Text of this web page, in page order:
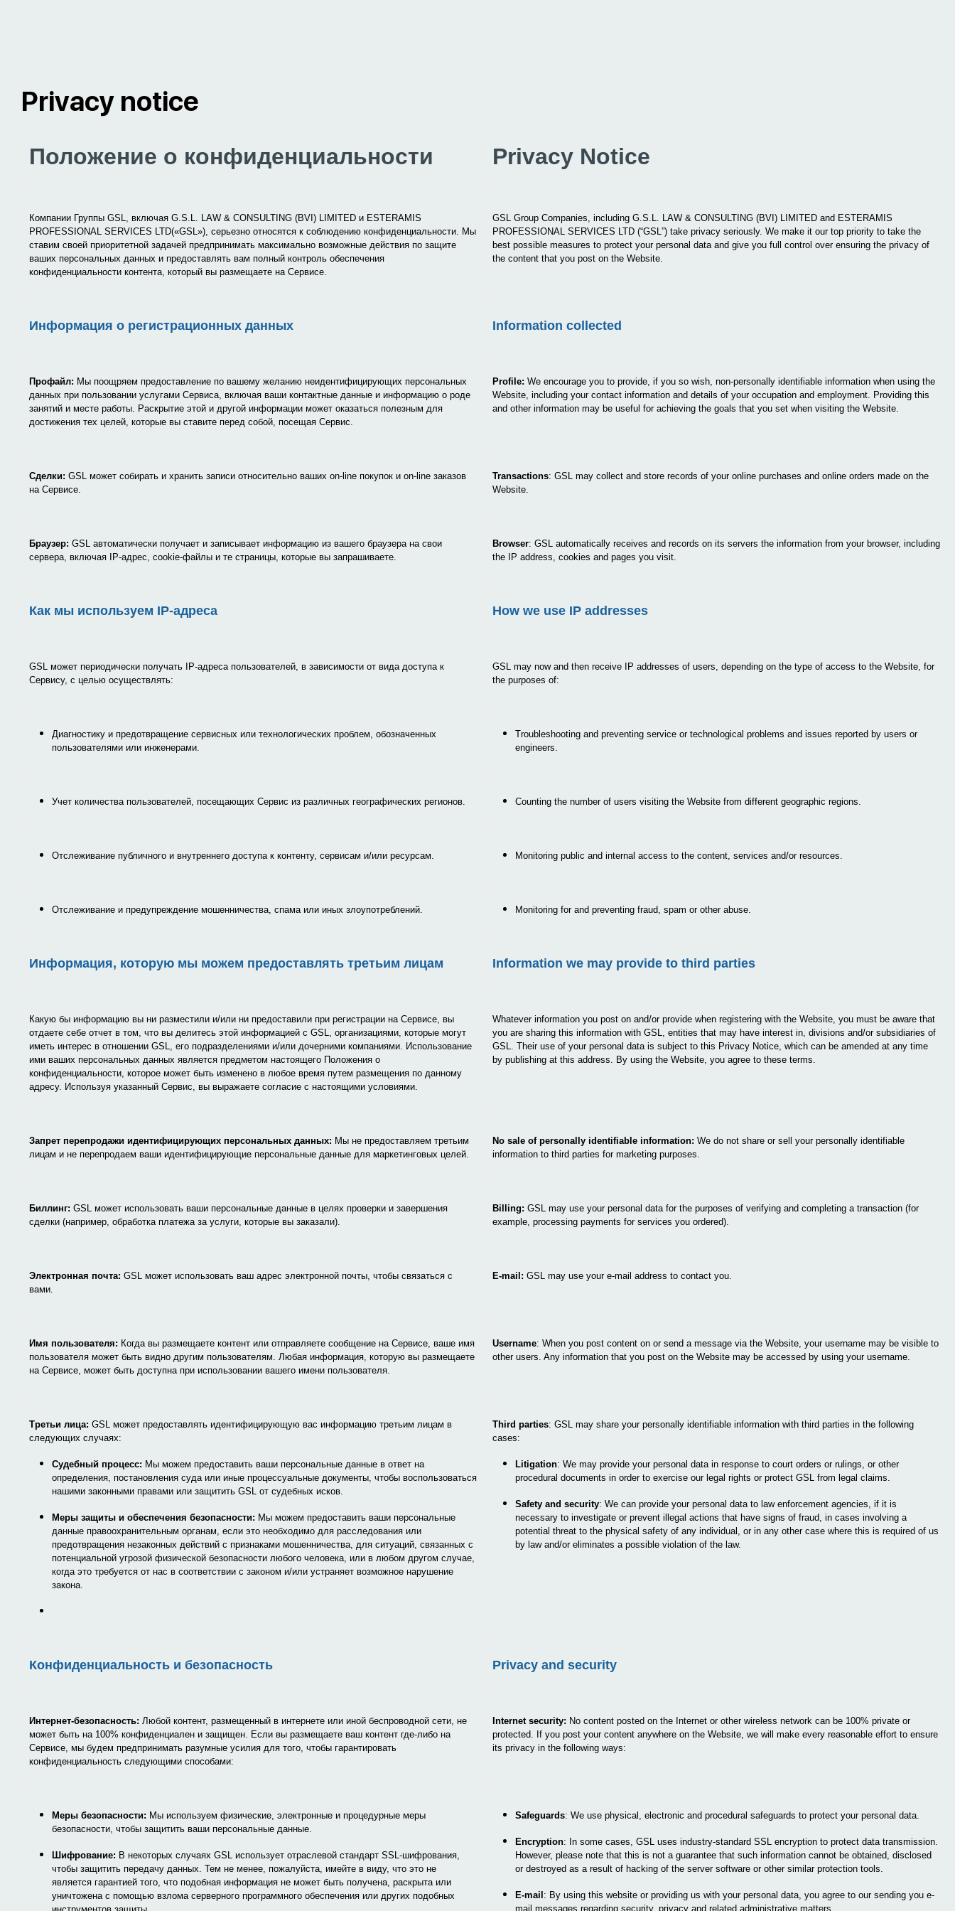
Privacy notice
Положение о конфиденциальности Privacy Notice
Компании Группы GSL , включая G S L LAW & CONSULTING (BVI) LIMITED и ESTERAMIS
PROFESSIONAL SERVICES LTD(«GSL »), серьезно относятся к соблюдению конфиденциальности. Мы
ставим своей приоритетной задачей предпринимать максимально возможные действия по защите
ваших персональных данных и предоставлять вам полный контроль обеспечения
конфиденциальности контента, который вы размещаете на Сервисе.
GSL Group Companies, including G.S.L. LAW & CONSULTING (BVI) LIMITED and ESTERAMIS
PROFESSIONAL SERVICES LTD (“GSL”) take privacy seriously. We make it our top priority to take the
best possible measures to protect your personal data and give you full control over ensuring the privacy of
the content that you post on the Website.
Информация о регистрационных данных Information collected
Профайл: Мы поощряем предоставление по вашему желанию неидентифицирующих персональных
данных при пользовании услугами Сервиса, включая ваши контактные данные и информацию о роде
занятий и месте работы. Раскрытие этой и другой информации может оказаться полезным для
достижения тех целей, которые вы ставите перед собой, посещая Сервис.
Profile: We encourage you to provide, if you so wish, non-personally identifiable information when using the
Website, including your contact information and details of your occupation and employment. Providing this
and other information may be useful for achieving the goals that you set when visiting the Website.
Сделки: GSL может собирать и хранить записи относительно ваших on-line покупок и on-line заказов
на Сервисе.
Transactions: GSL may collect and store records of your online purchases and online orders made on the
Website.
Браузер: GSL автоматически получает и записывает информацию из вашего браузера на свои
сервера, включая IP-адрес, cookie-файлы и те страницы, которые вы запрашиваете.
Browser: GSL automatically receives and records on its servers the information from your browser, including
the IP address, cookies and pages you visit.
Как мы используем IP-адреса How we use IP addresses
GSL может периодически получать IP-адреса пользователей, в зависимости от вида доступа к
Сервису, с целью осуществлять:
GSL may now and then receive IP addresses of users, depending on the type of access to the Website, for
the purposes of:
Диагностику и предотвращение сервисных или технологических проблем, обозначенных
пользователями или инженерами.
Troubleshooting and preventing service or technological problems and issues reported by users or
engineers.
Учет количества пользователей, посещающих Сервис из различных географических регионов. Counting the number of users visiting the Website from different geographic regions.
Отслеживание публичного и внутреннего доступа к контенту, сервисам и/или ресурсам. Monitoring public and internal access to the content, services and/or resources.
Отслеживание и предупреждение мошенничества, спама или иных злоупотреблений. Monitoring for and preventing fraud, spam or other abuse.
Информация, которую мы можем предоставлять третьим лицам Information we may provide to third parties
Какую бы информацию вы ни разместили и/или ни предоставили при регистрации на Сервисе, вы
отдаете себе отчет в том, что вы делитесь этой информацией с GSL, организациями, которые могут
иметь интерес в отношении GSL, его подразделениями и/или дочерними компаниями. Использование
ими ваших персональных данных является предметом настоящего Положения о
конфиденциальности, которое может быть изменено в любое время путем размещения по данному
адресу. Используя указанный Сервис, вы выражаете согласие с настоящими условиями.
Whatever information you post on and/or provide when registering with the Website, you must be aware that
you are sharing this information with GSL, entities that may have interest in, divisions and/or subsidiaries of
GSL. Their use of your personal data is subject to this Privacy Notice, which can be amended at any time
by publishing at this address. By using the Website, you agree to these terms.
Запрет перепродажи идентифицирующих персональных данных: Мы не предоставляем третьим
лицам и не перепродаем ваши идентифицирующие персональные данные для маркетинговых целей.
No sale of personally identifiable information: We do not share or sell your personally identifiable
information to third parties for marketing purposes.
Биллинг: GSL может использовать ваши персональные данные в целях проверки и завершения
сделки (например, обработка платежа за услуги, которые вы заказали).
Billing: GSL may use your personal data for the purposes of verifying and completing a transaction (for
example, processing payments for services you ordered).
Электронная почта: GSL может использовать ваш адрес электронной почты, чтобы связаться с
вами.
E-mail: GSL may use your e-mail address to contact you.
Имя пользователя: Когда вы размещаете контент или отправляете сообщение на Сервисе, ваше имя
пользователя может быть видно другим пользователям. Любая информация, которую вы размещаете
на Сервисе, может быть доступна при использовании вашего имени пользователя.
Username: When you post content on or send a message via the Website, your username may be visible to
other users. Any information that you post on the Website may be accessed by using your username.
Третьи лица: GSL может предоставлять идентифицирующую вас информацию третьим лицам в
следующих случаях:
Судебный процесс: Мы можем предоставить ваши персональные данные в ответ на
определения, постановления суда или иные процессуальные документы, чтобы воспользоваться
нашими законными правами или защитить GSL от судебных исков.
Меры защиты и обеспечения безопасности: Мы можем предоставить ваши персональные
данные правоохранительным органам, если это необходимо для расследования или
предотвращения незаконных действий с признаками мошенничества, для ситуаций, связанных с
потенциальной угрозой физической безопасности любого человека, или в любом другом случае,
когда это требуется от нас в соответствии с законом и/или устраняет возможное нарушение
закона.
Third parties: GSL may share your personally identifiable information with third parties in the following
cases:
Litigation: We may provide your personal data in response to court orders or rulings, or other
procedural documents in order to exercise our legal rights or protect GSL from legal claims.
Safety and security: We can provide your personal data to law enforcement agencies, if it is
necessary to investigate or prevent illegal actions that have signs of fraud, in cases involving a
potential threat to the physical safety of any individual, or in any other case where this is required of us
by law and/or eliminates a possible violation of the law.
Конфиденциальность и безопасность Privacy and security
Интернет-безопасность: Любой контент, размещенный в интернете или иной беспроводной сети, не
может быть на 100% конфиденциален и защищен. Если вы размещаете ваш контент где-либо на
Сервисе, мы будем предпринимать разумные усилия для того, чтобы гарантировать
конфиденциальность следующими способами:
Internet security: No content posted on the Internet or other wireless network can be 100% private or
protected. If you post your content anywhere on the Website, we will make every reasonable effort to ensure
its privacy in the following ways:
Меры безопасности: Мы используем физические, электронные и процедурные меры
безопасности, чтобы защитить ваши персональные данные.
Шифрование: В некоторых случаях GSL использует отраслевой стандарт SSL-шифрования,
чтобы защитить передачу данных. Тем не менее, пожалуйста, имейте в виду, что это не
является гарантией того, что подобная информация не может быть получена, раскрыта или
уничтожена с помощью взлома серверного программного обеспечения или других подобных
Safeguards: We use physical, electronic and procedural safeguards to protect your personal data.
Encryption: In some cases, GSL uses industry-standard SSL encryption to protect data transmission.
However, please note that this is not a guarantee that such information cannot be obtained, disclosed
or destroyed as a result of hacking of the server software or other similar protection tools.
E-mail: By using this website or providing us with your personal data, you agree to our sending you e-
mail messages regarding security, privacy and related administrative matters.